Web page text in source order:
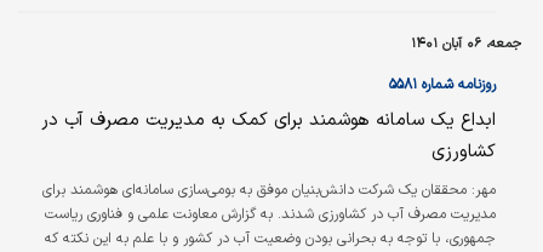
اداره کل روابط عمومی و امور بین‌الملل بیمه مرکزی، دکتر علی بنیادی نایینی در این
نشست که با حضور دکتر دلیری، دستیار معاونت علمی و فناوری ریاست‌جمهوری و
نمایندگانی از وزارتخانه‌های علوم، تحقیقات و فناوری، صنعت، معدن و…
جمعه، ۰۶ آبان ۱۴۰۱
روزنامه شماره ۵۵۸۱
ابداع یک سامانه هوشمند برای کمک به مدیریت مصرف آب در
کشاورزی
مهر: محققان یک شرکت دانش‌‌‌بنیان موفق به بومی‌‌‌سازی سامانه‌‌‌ای هوشمند برای
مدیریت مصرف آب در کشاورزی شدند. به گزارش معاونت علمی و فناوری ریاست
جمهوری، با توجه به بحرانی بودن وضعیت آب در کشور و با علم به این نکته که